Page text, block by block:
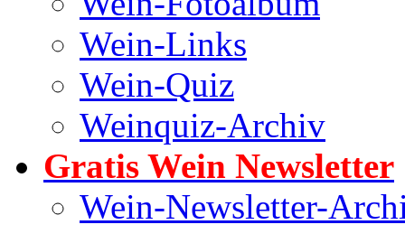
Wein-Links
Wein-Quiz
Weinquiz-Archiv
Gratis Wein Newsletter
Wein-Newsletter-